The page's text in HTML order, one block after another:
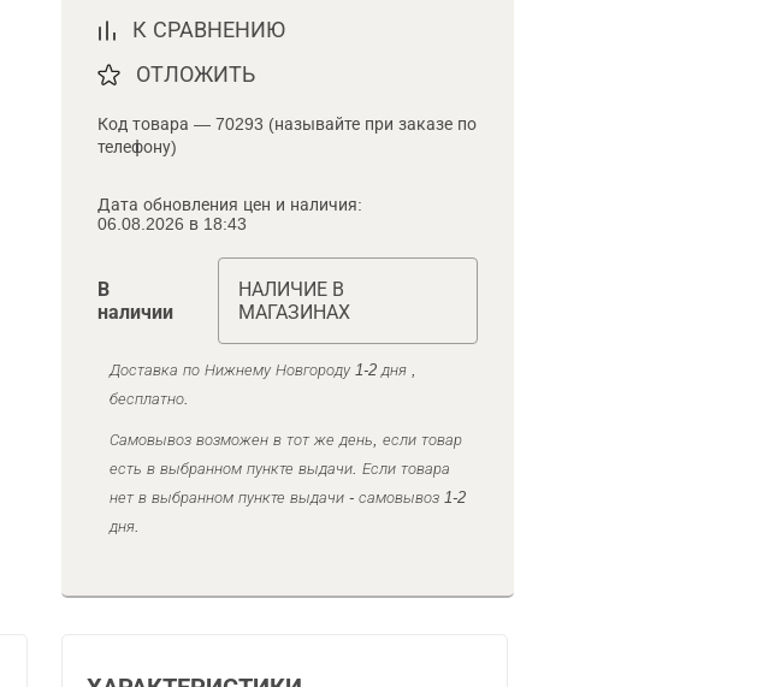
К СРАВНЕНИЮ
ОТЛОЖИТЬ
Код товара — 70293 (называйте при заказе по
телефону)
Дата обновления цен и наличия:
06.08.2026 в 18:43
В
наличии
НАЛИЧИЕ В
МАГАЗИНАХ
Доставка по Нижнему Новгороду 1-2 дня ,
бесплатно.
Самовывоз возможен в тот же день, если товар
есть в выбранном пункте выдачи. Если товара
нет в выбранном пункте выдачи - самовывоз 1-2
дня.